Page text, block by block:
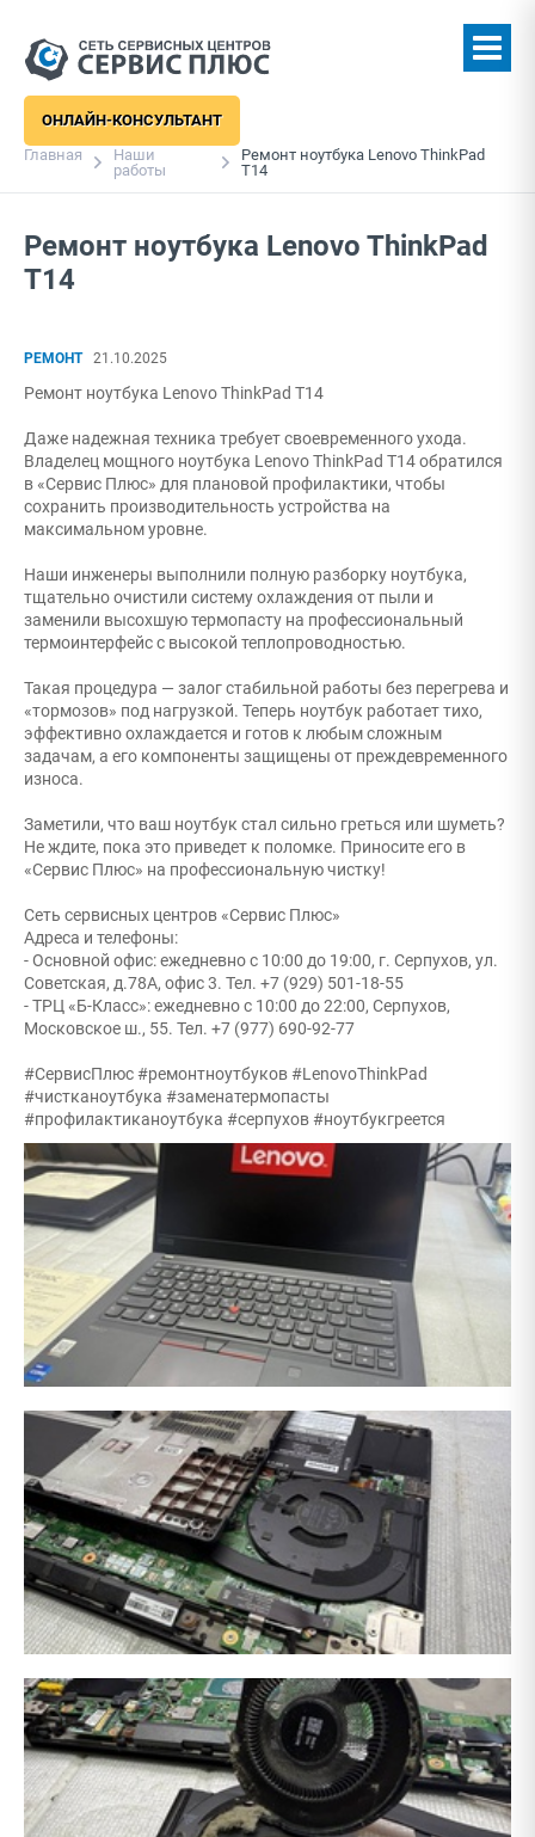
ОНЛАЙН-КОНСУЛЬТАНТ
Главная
Наши
работы
Ремонт ноутбука Lenovo ThinkPad
T14
Ремонт ноутбука Lenovo ThinkPad
T14
РЕМОНТ 21.10.2025
Ремонт ноутбука Lenovo ThinkPad T14
Даже надежная техника требует своевременного ухода.
Владелец мощного ноутбука Lenovo ThinkPad T14 обратился
в «Сервис Плюс» для плановой профилактики, чтобы
сохранить производительность устройства на
максимальном уровне.
Наши инженеры выполнили полную разборку ноутбука,
тщательно очистили систему охлаждения от пыли и
заменили высохшую термопасту на профессиональный
термоинтерфейс с высокой теплопроводностью.
Такая процедура — залог стабильной работы без перегрева и
«тормозов» под нагрузкой. Теперь ноутбук работает тихо,
эффективно охлаждается и готов к любым сложным
задачам, а его компоненты защищены от преждевременного
износа.
Заметили, что ваш ноутбук стал сильно греться или шуметь?
Не ждите, пока это приведет к поломке. Приносите его в
«Сервис Плюс» на профессиональную чистку!
Сеть сервисных центров «Сервис Плюс»
Адреса и телефоны:
- Основной офис: ежедневно с 10:00 до 19:00, г. Серпухов, ул.
Советская, д.78А, офис 3. Тел. +7 (929) 501-18-55
- ТРЦ «Б-Класс»: ежедневно с 10:00 до 22:00, Серпухов,
Московское ш., 55. Тел. +7 (977) 690-92-77
#СервисПлюс #ремонтноутбуков #LenovoThinkPad
#чистканоутбука #заменатермопасты
#профилактиканоутбука #серпухов #ноутбукгреется